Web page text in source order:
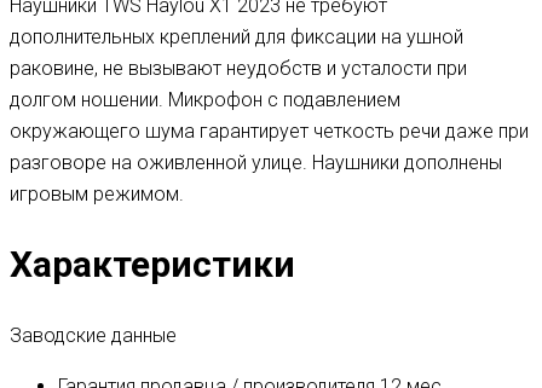
Наушники TWS Haylou X1 2023 не требуют
дополнительных креплений для фиксации на ушной
раковине, не вызывают неудобств и усталости при
долгом ношении. Микрофон с подавлением
окружающего шума гарантирует четкость речи даже при
разговоре на оживленной улице. Наушники дополнены
игровым режимом.
Характеристики
Заводские данные